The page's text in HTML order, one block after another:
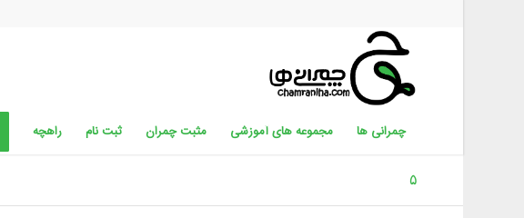
چمرانی ها مجموعه های آموزشی مثبت چمران ثبت نام راهچه
۵